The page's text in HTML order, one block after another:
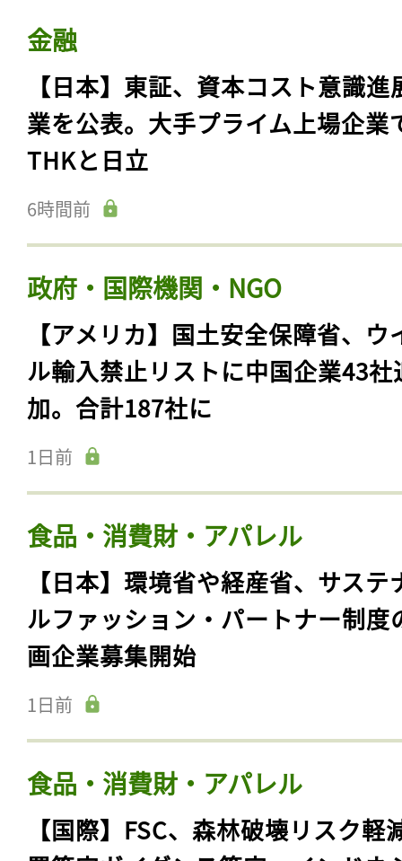
金融
【日本】東証、資本コスト意識進
業を公表。大手プライム上場企業
THKと日立
6時間前
政府・国際機関・NGO
【アメリカ】国土安全保障省、ウ
ル輸入禁止リストに中国企業43社
加。合計187社に
1日前
食品・消費財・アパレル
【日本】環境省や経産省、サステ
ルファッション・パートナー制度
画企業募集開始
1日前
食品・消費財・アパレル
【国際】FSC、森林破壊リスク軽